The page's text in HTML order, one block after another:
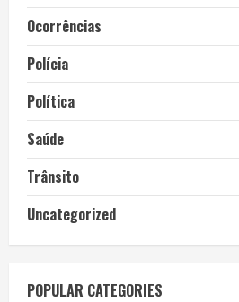
Ocorrências
Polícia
Política
Saúde
Trânsito
Uncategorized
POPULAR CATEGORIES